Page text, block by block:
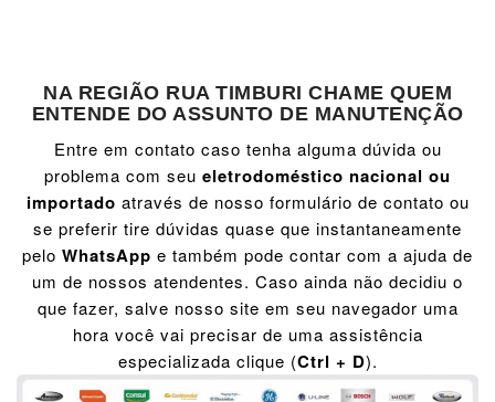
NA REGIÃO RUA TIMBURI CHAME QUEM
ENTENDE DO ASSUNTO DE MANUTENÇÃO
Entre em contato caso tenha alguma dúvida ou
problema com seu eletrodoméstico nacional ou
importado através de nosso formulário de contato ou
se preferir tire dúvidas quase que instantaneamente
pelo WhatsApp e também pode contar com a ajuda de
um de nossos atendentes. Caso ainda não decidiu o
que fazer, salve nosso site em seu navegador uma
hora você vai precisar de uma assistência
especializada clique (Ctrl + D).